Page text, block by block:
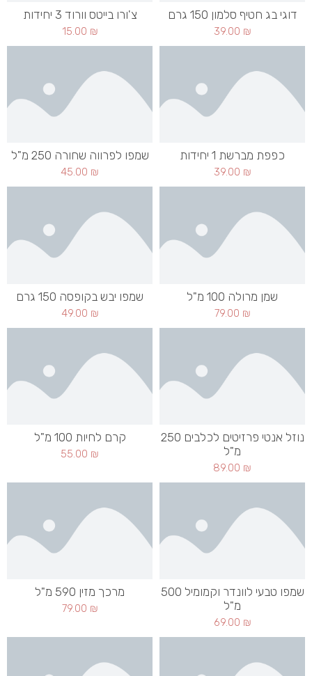
דוגי בג חטיף סלמון 150 גרם
39.00 ₪
צ'ורו בייטס וורוד 3 יחידות
15.00 ₪
כפפת מברשת 1 יחידות
39.00 ₪
שמפו לפרווה שחורה 250 מ"ל
45.00 ₪
שמן מרולה 100 מ"ל
79.00 ₪
שמפו יבש בקופסה 150 גרם
49.00 ₪
נוזל אנטי פרזיטים לכלבים 250
מ"ל
89.00 ₪
קרם לחיות 100 מ"ל
55.00 ₪
שמפו טבעי לוונדר וקמומיל 500
מ"ל
69.00 ₪
מרכך מזין 590 מ"ל
79.00 ₪